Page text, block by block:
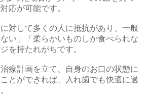
応が可能です。
対して多くの人に抵抗があり、一般
い」「柔らかいものしか食べられな
を持たれがちです。
療計画を立て、自身のお口の状態に
とができれば、入れ歯でも快適に過